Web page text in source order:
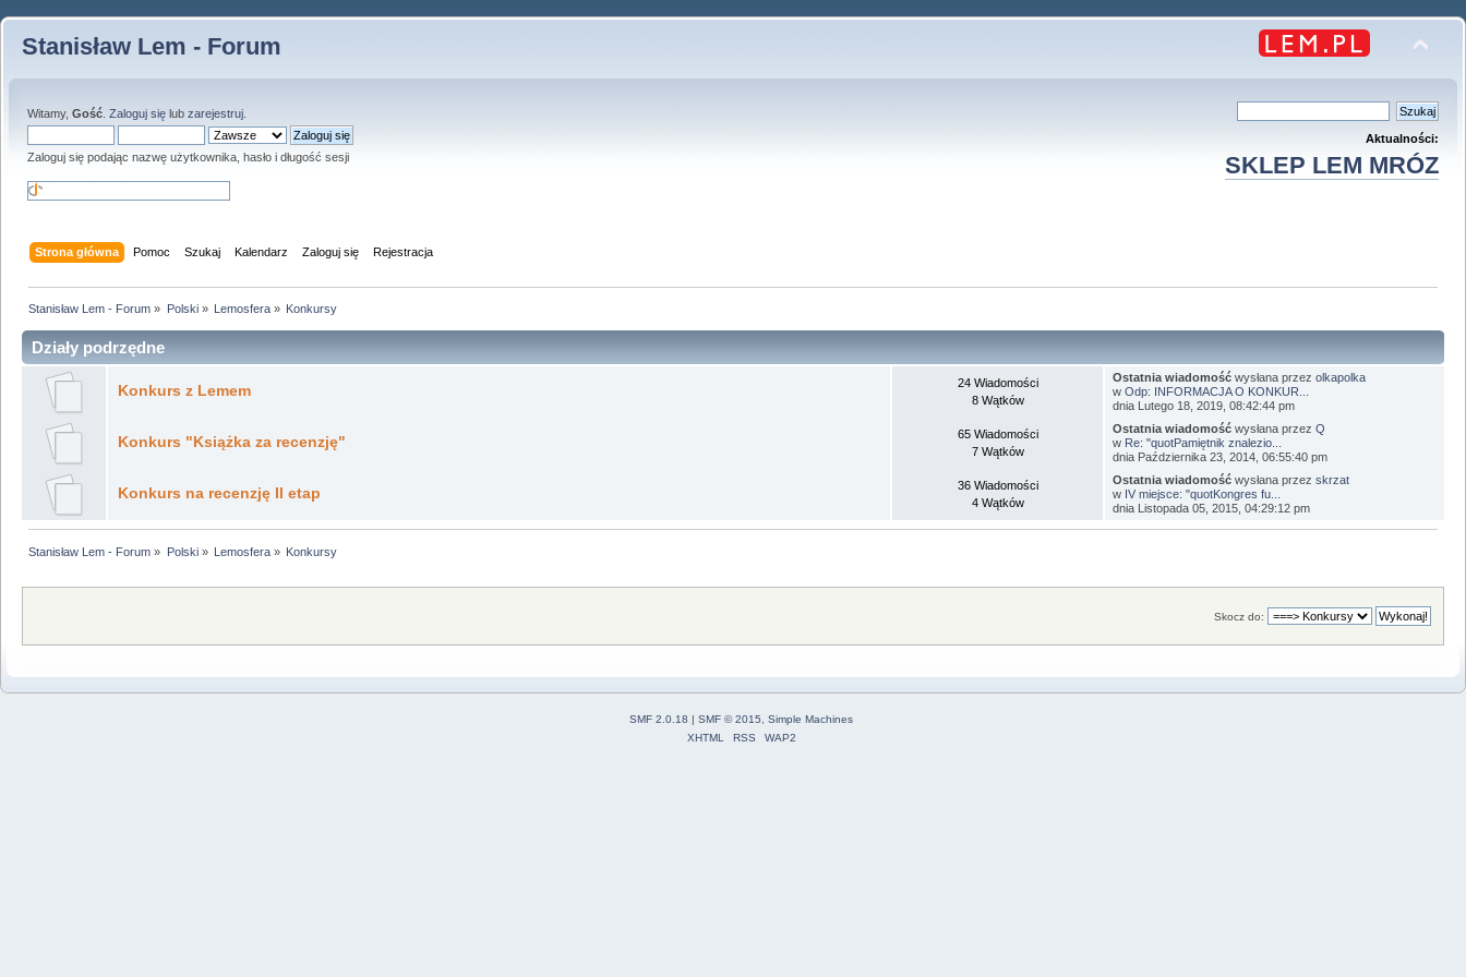
Stanisław Lem - Forum
Witamy, Gość Zaloguj się lub zarejestruj
Zaloguj się podając nazwę użytkownika, hasło i długość sesji
Aktualności:
SKLEP LEM MRÓZ
Strona główna Pomoc Szukaj Kalendarz Zaloguj się Rejestracja
Stanisław Lem - Forum » Polski» Lemosfera» Konkursy
Działy podrzędne
Konkurs z Lemem
24 Wiadomości
8 Wątków
Ostatnia wiadomość wysłana przezolkapolka
wOdp: INFORMACJA O KONKUR...
dnia Lutego 18, 2019, 08:42:44 pm
Konkurs "Książka za recenzję"
65 Wiadomości
7 Wątków
Ostatnia wiadomość wysłana przezQ
w Re: "quotPamiętnik znalezio...
dnia Października 23, 2014, 06:55:40 pm
Konkurs na recenzję II etap
36 Wiadomości
4 Wątków
Ostatnia wiadomość wysłana przezskrzat
w IV miejsce: "quotKongres fu...
dnia Listopada 05, 2015, 04:29:12 pm
Stanisław Lem - Forum » Polski» Lemosfera» Konkursy
Skocz do:
SMF 2.0.18 | SMF © 2015
Simple Machines
XHTML
RSS WAP2